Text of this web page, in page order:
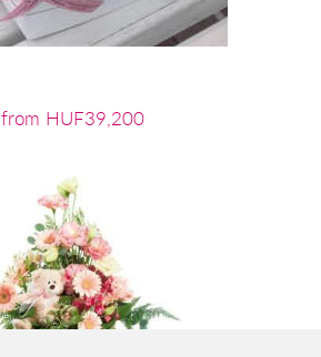
from HUF39,200